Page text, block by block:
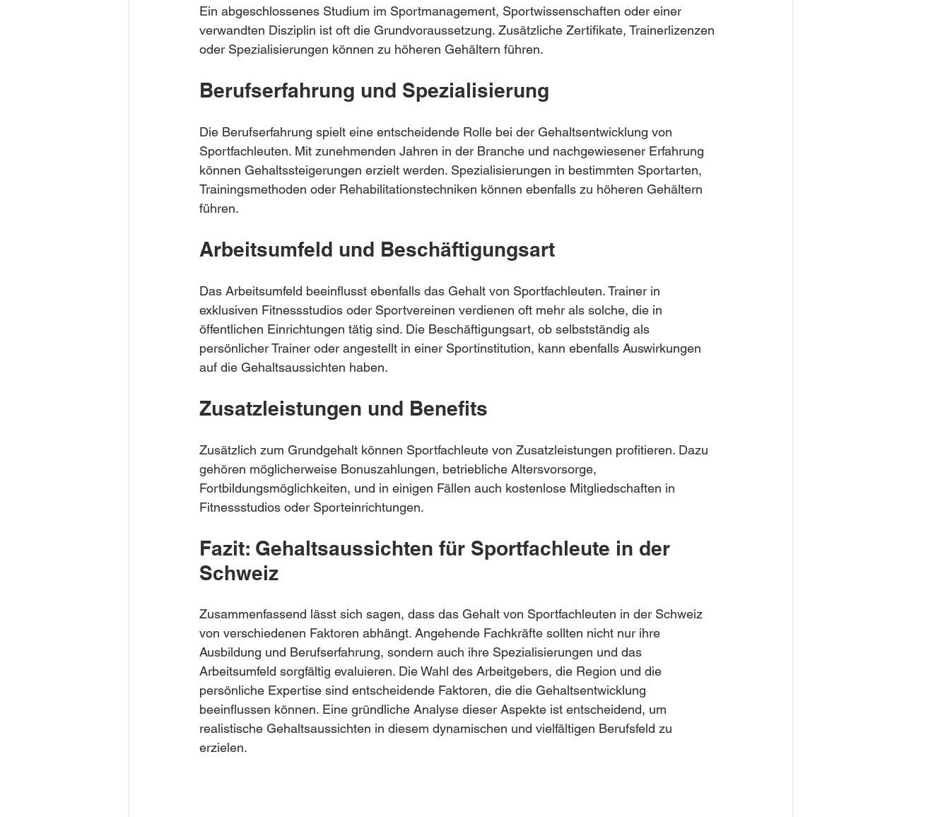
Ein abgeschlossenes Studium im Sportmanagement, Sportwissenschaften oder einer
verwandten Disziplin ist oft die Grundvoraussetzung. Zusätzliche Zertifikate, Trainerlizenzen
oder Spezialisierungen können zu höheren Gehältern führen.
Berufserfahrung und Spezialisierung
Die Berufserfahrung spielt eine entscheidende Rolle bei der Gehaltsentwicklung von
Sportfachleuten. Mit zunehmenden Jahren in der Branche und nachgewiesener Erfahrung
können Gehaltssteigerungen erzielt werden. Spezialisierungen in bestimmten Sportarten,
Trainingsmethoden oder Rehabilitationstechniken können ebenfalls zu höheren Gehältern
führen.
Arbeitsumfeld und Beschäftigungsart
Das Arbeitsumfeld beeinflusst ebenfalls das Gehalt von Sportfachleuten. Trainer in
exklusiven Fitnessstudios oder Sportvereinen verdienen oft mehr als solche, die in
öffentlichen Einrichtungen tätig sind. Die Beschäftigungsart, ob selbstständig als
persönlicher Trainer oder angestellt in einer Sportinstitution, kann ebenfalls Auswirkungen
auf die Gehaltsaussichten haben.
Zusatzleistungen und Benefits
Zusätzlich zum Grundgehalt können Sportfachleute von Zusatzleistungen profitieren. Dazu
gehören möglicherweise Bonuszahlungen, betriebliche Altersvorsorge,
Fortbildungsmöglichkeiten, und in einigen Fällen auch kostenlose Mitgliedschaften in
Fitnessstudios oder Sporteinrichtungen.
Fazit: Gehaltsaussichten für Sportfachleute in der
Schweiz
Zusammenfassend lässt sich sagen, dass das Gehalt von Sportfachleuten in der Schweiz
von verschiedenen Faktoren abhängt. Angehende Fachkräfte sollten nicht nur ihre
Ausbildung und Berufserfahrung, sondern auch ihre Spezialisierungen und das
Arbeitsumfeld sorgfältig evaluieren. Die Wahl des Arbeitgebers, die Region und die
persönliche Expertise sind entscheidende Faktoren, die die Gehaltsentwicklung
beeinflussen können. Eine gründliche Analyse dieser Aspekte ist entscheidend, um
realistische Gehaltsaussichten in diesem dynamischen und vielfältigen Berufsfeld zu
erzielen.